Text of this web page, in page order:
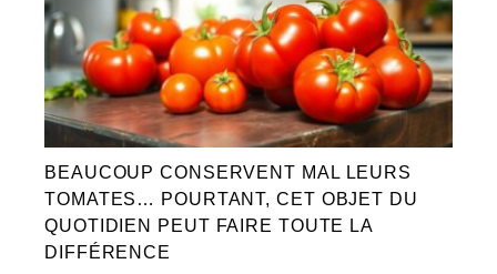
BEAUCOUP CONSERVENT MAL LEURS
TOMATES… POURTANT, CET OBJET DU
QUOTIDIEN PEUT FAIRE TOUTE LA
DIFFÉRENCE